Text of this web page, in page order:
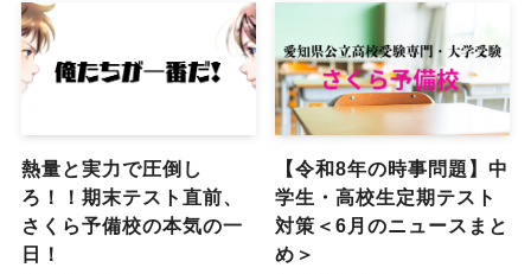
熱量と実力で圧倒し
ろ！！期末テスト直前、
さくら予備校の本気の一
日！
【令和8年の時事問題】中
学生・高校生定期テスト
対策＜6月のニュースまと
め＞